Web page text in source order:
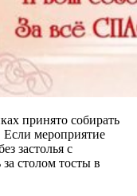
принято собирать
Если мероприятие
застолья с
столом тосты в